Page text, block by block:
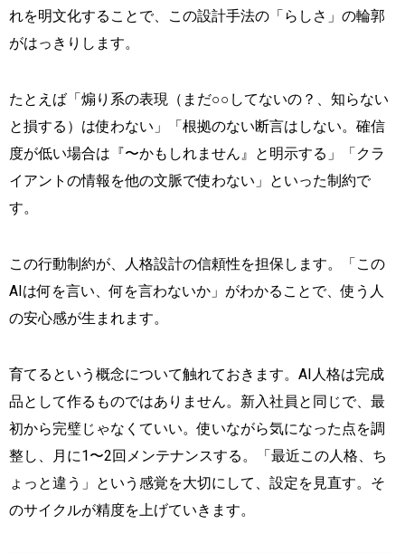
れを明文化することで、この設計手法の「らしさ」の輪郭
がはっきりします。
たとえば「煽り系の表現（まだ○○してないの？、知らない
と損する）は使わない」「根拠のない断言はしない。確信
度が低い場合は『〜かもしれません』と明示する」「クラ
イアントの情報を他の文脈で使わない」といった制約で
す。
この行動制約が、人格設計の信頼性を担保します。「この
AIは何を言い、何を言わないか」がわかることで、使う人
の安心感が生まれます。
育てるという概念について触れておきます。AI人格は完成
品として作るものではありません。新入社員と同じで、最
初から完璧じゃなくていい。使いながら気になった点を調
整し、月に1〜2回メンテナンスする。「最近この人格、ち
ょっと違う」という感覚を大切にして、設定を見直す。そ
のサイクルが精度を上げていきます。